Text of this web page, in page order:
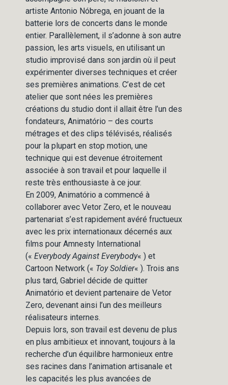
artiste Antonio Nóbrega, en jouant de la
batterie lors de concerts dans le monde
entier. Parallèlement, il s’adonne à son autre
passion, les arts visuels, en utilisant un
studio improvisé dans son jardin où il peut
expérimenter diverses techniques et créer
ses premières animations. C’est de cet
atelier que sont nées les premières
créations du studio dont il allait être l’un des
fondateurs, Animatório – des courts
métrages et des clips télévisés, réalisés
pour la plupart en stop motion, une
technique qui est devenue étroitement
associée à son travail et pour laquelle il
reste très enthousiaste à ce jour.
En 2009, Animatório a commencé à
collaborer avec Vetor Zero, et le nouveau
partenariat s’est rapidement avéré fructueux
avec les prix internationaux décernés aux
films pour Amnesty International
(« Everybody Against Everybody« ) et
Cartoon Network (« Toy Soldier« ). Trois ans
plus tard, Gabriel décide de quitter
Animatório et devient partenaire de Vetor
Zero, devenant ainsi l’un des meilleurs
réalisateurs internes.
Depuis lors, son travail est devenu de plus
en plus ambitieux et innovant, toujours à la
recherche d’un équilibre harmonieux entre
ses racines dans l’animation artisanale et
les capacités les plus avancées de